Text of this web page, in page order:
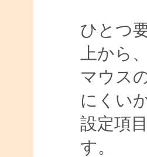
ひとつ
上から、
マウス
にくい
設定項
す。